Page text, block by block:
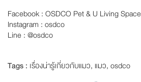
Facebook : OSDCO Pet & U Living Space
Instagram : osdco
Line : @osdco
Tags : เรื่องน่ารู้เกี่ยวกับแมว, แมว, osdco